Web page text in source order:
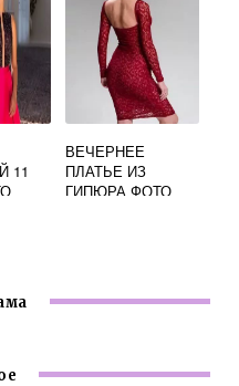
11
ВЕЧЕРНЕЕ
ПЛАТЬЕ ИЗ
ГИПЮРА ФОТО